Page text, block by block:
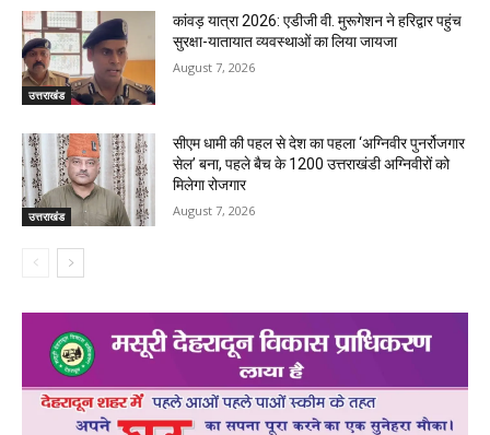
उत्तराखंड
कांवड़ यात्रा 2026: एडीजी वी. मुरूगेशन ने हरिद्वार पहुंच
सुरक्षा-यातायात व्यवस्थाओं का लिया जायजा
August 7, 2026
उत्तराखंड
सीएम धामी की पहल से देश का पहला ‘अग्निवीर पुनर्रोजगार
सेल’ बना, पहले बैच के 1200 उत्तराखंडी अग्निवीरों को
मिलेगा रोजगार
August 7, 2026